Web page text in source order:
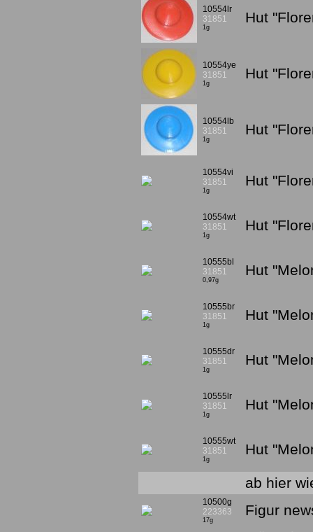
10554lr
31851
1g
Hut
10554ye
31851
1g
Hut
10554lb
31851
1g
Hut
10554vi
31851
1g
Hut
10554wt
31851
1g
Hut
10555bl
31851
0,97g
Hut
10555br
31851
1g
Hut
10555dr
31851
1g
Hut
10555lr
31851
1g
Hut
10555wt
31851
1g
Hut
ab hier
10500g
223363
17g
Figur